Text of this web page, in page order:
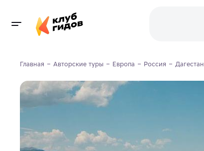
Главная Авторские туры Европа Россия Дагестан